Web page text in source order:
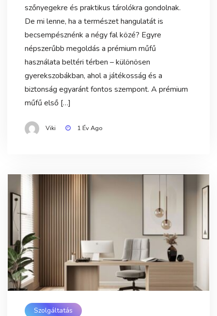
szőnyegekre és praktikus tárolókra gondolnak.
De mi lenne, ha a természet hangulatát is
becsempésznénk a négy fal közé? Egyre
népszerűbb megoldás a prémium műfű
használata beltéri térben – különösen
gyerekszobákban, ahol a játékosság és a
biztonság egyaránt fontos szempont. A prémium
műfű első […]
Viki 1 Év Ago
Szolgáltatás